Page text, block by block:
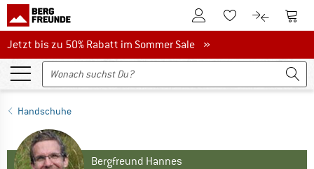
Zum KundenkontoZum Merkzettel.
Zum Zum
Jetzt bis zu 50% Rabatt im Sommer Sale
Jetzt bis zu 50% Rabatt im Sommer Sale »
Handschuhe
Bergfreund Hannes